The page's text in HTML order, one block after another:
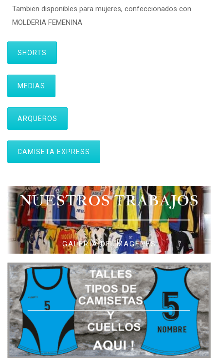
Tambien disponibles para mujeres, confeccionados con
MOLDERIA FEMENINA
SHORTS
MEDIAS
ARQUEROS
CAMISETA EXPRESS
NUESTROS TRABAJOS
GALERIA DE IMAGENES